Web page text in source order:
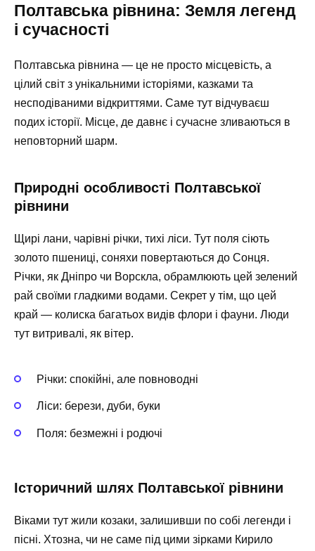
Полтавська рівнина: Земля легенд
і сучасності
Полтавська рівнина — це не просто місцевість, а
цілий світ з унікальними історіями, казками та
несподіваними відкриттями. Саме тут відчуваєш
подих історії. Місце, де давнє і сучасне зливаються в
неповторний шарм.
Природні особливості Полтавської
рівнини
Щирі лани, чарівні річки, тихі ліси. Тут поля сіють
золото пшениці, соняхи повертаються до Сонця.
Річки, як Дніпро чи Ворскла, обрамлюють цей зелений
рай своїми гладкими водами. Секрет у тім, що цей
край — колиска багатьох видів флори і фауни. Люди
тут витривалі, як вітер.
Річки: спокійні, але повноводні
Ліси: берези, дуби, буки
Поля: безмежні і родючі
Історичний шлях Полтавської рівнини
Віками тут жили козаки, залишивши по собі легенди і
пісні. Хтозна, чи не саме під цими зірками Кирило